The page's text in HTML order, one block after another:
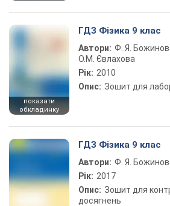
показати
обкладинку
ГДЗ Фізика 9 клас
Автори: Ф. Я.
О.М. Євлахова
Рік: 2010
Опис: Зошит для
ГДЗ Фізика 9 клас
Автори: Ф. Я.
Рік: 2017
Опис: Зошит для
досягнень